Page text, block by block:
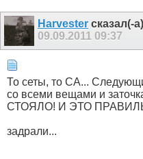
Harvester сказал(-
09.09.2011 09:37
То сеты, то СА...
со всеми вещами и
СТОЯЛО! И ЭТО
задрали...